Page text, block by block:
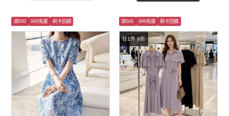
領500 999免運 刷卡回饋
任1件 9折
領500 999免運 刷卡回饋